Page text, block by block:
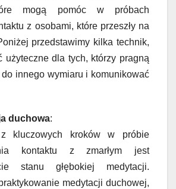
mogą pomóc w próbach
z osobami, które przeszły na
przedstawimy kilka technik,
użyteczne dla tych, którzy pragną
innego wymiaru i komunikować
duchowa:
kluczowych kroków w próbie
kontaktu z zmarłym jest
stanu głębokiej medytacji.
medytacji duchowej,